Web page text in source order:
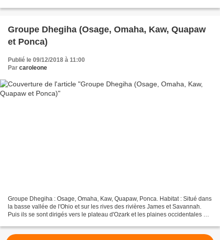
Groupe Dhegiha (Osage, Omaha, Kaw, Quapaw
et Ponca)
Publié le 09/12/2018 à 11:00
Par caroleone
Groupe Dhegiha : Osage, Omaha, Kaw, Quapaw, Ponca. Habitat : Situé dans
la basse vallée de l'Ohio et sur les rives des rivières James et Savannah.
Puis ils se sont dirigés vers le plateau d'Ozark et les plaines occidentales du